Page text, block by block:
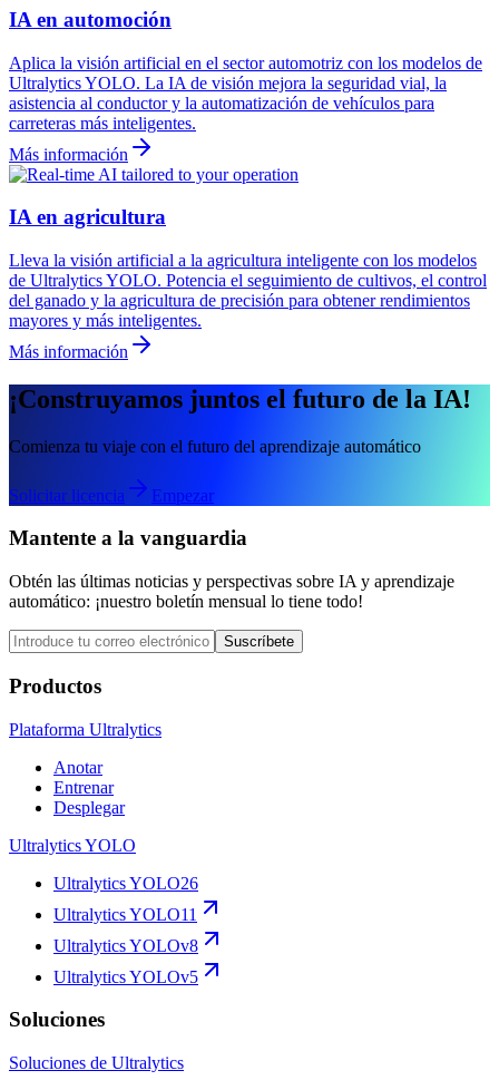
IA en automoción
Aplica la visión artificial en el sector automotriz con los modelos de
Ultralytics YOLO. La IA de visión mejora la seguridad vial, la
asistencia al conductor y la automatización de vehículos para
carreteras más inteligentes.
Más información
IA en agricultura
Lleva la visión artificial a la agricultura inteligente con los modelos
de Ultralytics YOLO. Potencia el seguimiento de cultivos, el control
del ganado y la agricultura de precisión para obtener rendimientos
mayores y más inteligentes.
Más información
¡Construyamos juntos el futuro de la IA!
Comienza tu viaje con el futuro del aprendizaje automático
Solicitar licencia Empezar
Mantente a la vanguardia
Obtén las últimas noticias y perspectivas sobre IA y aprendizaje
automático: ¡nuestro boletín mensual lo tiene todo!
Suscríbete
Productos
Plataforma Ultralytics
Anotar
Entrenar
Desplegar
Ultralytics YOLO
Ultralytics YOLO26
Ultralytics YOLO11
Ultralytics YOLOv8
Ultralytics YOLOv5
Soluciones
Soluciones de Ultralytics